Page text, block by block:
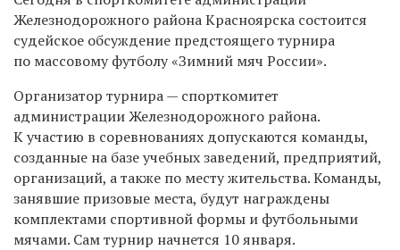
Железнодорожного района Красноярска состоится
судейское обсуждение предстоящего турнира
по массовому футболу «Зимний мяч России».
Организатор турнира — спорткомитет
администрации Железнодорожного района.
К участию в соревнованиях допускаются команды,
созданные на базе учебных заведений, предприятий,
организаций, а также по месту жительства. Команды,
занявшие призовые места, будут награждены
комплектами спортивной формы и футбольными
мячами. Сам турнир начнется 10 января.